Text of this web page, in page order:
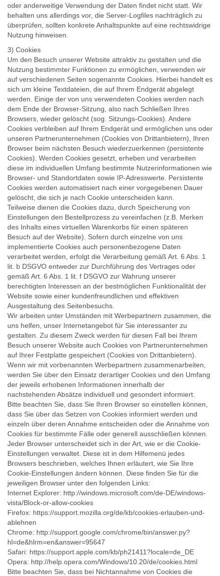
oder anderweitige Verwendung der Daten findet nicht statt. Wir
behalten uns allerdings vor, die Server-Logfiles nachträglich zu
überprüfen, sollten konkrete Anhaltspunkte auf eine rechtswidrige
Nutzung hinweisen.
3) Cookies
Um den Besuch unserer Website attraktiv zu gestalten und die
Nutzung bestimmter Funktionen zu ermöglichen, verwenden wir
auf verschiedenen Seiten sogenannte Cookies. Hierbei handelt es
sich um kleine Textdateien, die auf Ihrem Endgerät abgelegt
werden. Einige der von uns verwendeten Cookies werden nach
dem Ende der Browser-Sitzung, also nach Schließen Ihres
Browsers, wieder gelöscht (sog. Sitzungs-Cookies). Andere
Cookies verbleiben auf Ihrem Endgerät und ermöglichen uns oder
unseren Partnerunternehmen (Cookies von Drittanbietern), Ihren
Browser beim nächsten Besuch wiederzuerkennen (persistente
Cookies). Werden Cookies gesetzt, erheben und verarbeiten
diese im individuellen Umfang bestimmte Nutzerinformationen wie
Browser- und Standortdaten sowie IP-Adresswerte. Persistente
Cookies werden automatisiert nach einer vorgegebenen Dauer
gelöscht, die sich je nach Cookie unterscheiden kann.
Teilweise dienen die Cookies dazu, durch Speicherung von
Einstellungen den Bestellprozess zu vereinfachen (z.B. Merken
des Inhalts eines virtuellen Warenkorbs für einen späteren
Besuch auf der Website). Sofern durch einzelne von uns
implementierte Cookies auch personenbezogene Daten
verarbeitet werden, erfolgt die Verarbeitung gemäß Art. 6 Abs. 1
lit. b DSGVO entweder zur Durchführung des Vertrages oder
gemäß Art. 6 Abs. 1 lit. f DSGVO zur Wahrung unserer
berechtigten Interessen an der bestmöglichen Funktionalität der
Website sowie einer kundenfreundlichen und effektiven
Ausgestaltung des Seitenbesuchs.
Wir arbeiten unter Umständen mit Werbepartnern zusammen, die
uns helfen, unser Internetangebot für Sie interessanter zu
gestalten. Zu diesem Zweck werden für diesen Fall bei Ihrem
Besuch unserer Website auch Cookies von Partnerunternehmen
auf Ihrer Festplatte gespeichert (Cookies von Drittanbietern).
Wenn wir mit vorbenannten Werbepartnern zusammenarbeiten,
werden Sie über den Einsatz derartiger Cookies und den Umfang
der jeweils erhobenen Informationen innerhalb der
nachstehenden Absätze individuell und gesondert informiert.
Bitte beachten Sie, dass Sie Ihren Browser so einstellen können,
dass Sie über das Setzen von Cookies informiert werden und
einzeln über deren Annahme entscheiden oder die Annahme von
Cookies für bestimmte Fälle oder generell ausschließen können.
Jeder Browser unterscheidet sich in der Art, wie er die Cookie-
Einstellungen verwaltet. Diese ist in dem Hilfemenü jedes
Browsers beschrieben, welches Ihnen erläutert, wie Sie Ihre
Cookie-Einstellungen ändern können. Diese finden Sie für die
jeweiligen Browser unter den folgenden Links:
Internet Explorer: http://windows.microsoft.com/de-DE/windows-
vista/Block-or-allow-cookies
Firefox: https://support.mozilla.org/de/kb/cookies-erlauben-und-
ablehnen
Chrome: http://support.google.com/chrome/bin/answer.py?
hl=de&hlrm=en&answer=95647
Safari: https://support.apple.com/kb/ph21411?locale=de_DE
Opera: http://help.opera.com/Windows/10.20/de/cookies.html
Bitte beachten Sie, dass bei Nichtannahme von Cookies die